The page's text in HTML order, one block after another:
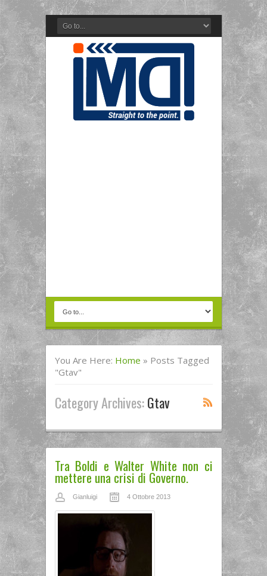
You Are Here: Home » Posts Tagged
"gtav"
Category Archives:Gtav
Tra Boldi e Walter White non ci
mettere una crisi di Governo.
Gianluigi 4 Ottobre 2013